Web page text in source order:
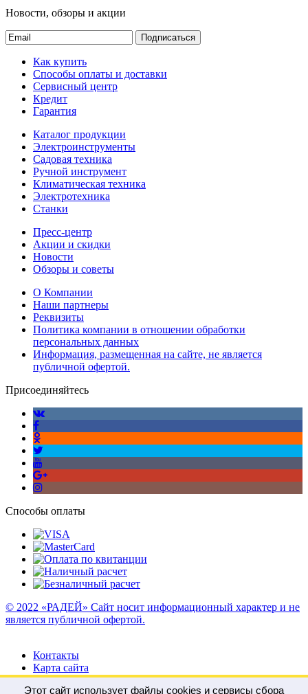
Новости, обзоры и акции
Подписаться
Как купить
Способы оплаты и доставки
Сервисный центр
Кредит
Гарантия
Каталог продукции
Электроинструменты
Садовая техника
Ручной инструмент
Климатическая техника
Электротехника
Станки
Пресс-центр
Акции и скидки
Новости
Обзоры и советы
О Компании
Наши партнеры
Реквизиты
Политика компании в отношении обработки
персональных данных
Информация, размещенная на сайте, не является
публичной офертой.
Присоединяйтесь
Способы оплаты
© 2022 «РАДЕЙ» Сайт носит информационный характер и не
является публичной офертой.
Контакты
Карта сайта
Этот сайт использует файлы cookies и сервисы сбора